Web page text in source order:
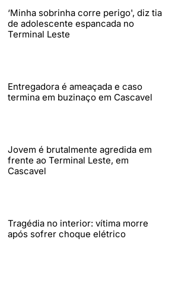
‘Minha sobrinha corre perigo', diz tia
de adolescente espancada no
Terminal Leste
Entregadora é ameaçada e caso
termina em buzinaço em Cascavel
Jovem é brutalmente agredida em
frente ao Terminal Leste, em
Cascavel
Tragédia no interior: vítima morre
após sofrer choque elétrico